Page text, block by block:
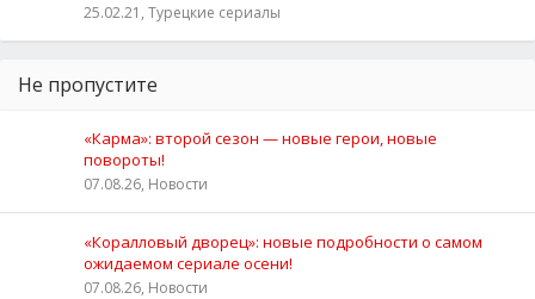
25.02.21, Турецкие сериалы
Не пропустите
«Карма»: второй сезон — новые герои, новые
повороты!
07.08.26, Новости
«Коралловый дворец»: новые подробности о самом
ожидаемом сериале осени!
07.08.26, Новости